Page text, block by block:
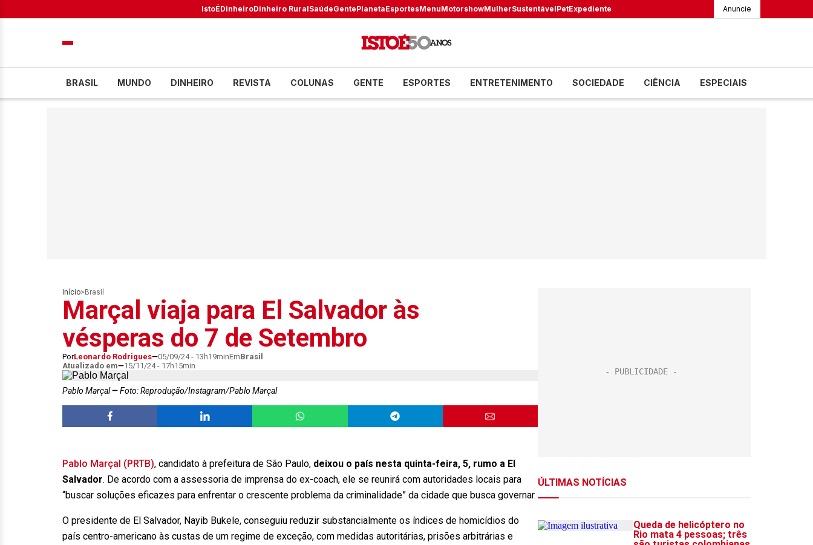
IstoÉDinheiroDinheiro RuralSaúdeGentePlanetaEsportesMenuMotorshowMulherSustentávelPetExpediente Anuncie
BRASIL MUNDO DINHEIRO REVISTA COLUNAS GENTE ESPORTES ENTRETENIMENTO SOCIEDADE CIÊNCIA ESPECIAIS
Início> Brasil
Marçal viaja para El Salvador às
vésperas do 7 de Setembro
PorLeonardo Rodrigues 05/09/24 - 13h19minEmBrasil
Atualizado em
15/11/24 - 17h15min
Pablo Marçal Foto: Reprodução/Instagram/Pablo Marçal
Pablo Marçal (PRTB), candidato à prefeitura de São Paulo, deixou o país nesta quinta-feira, 5, rumo a El
Salvador. De acordo com a assessoria de imprensa do ex-coach, ele se reunirá com autoridades locais para
“buscar soluções eficazes para enfrentar o crescente problema da criminalidade” da cidade que busca governar.
O presidente de El Salvador, Nayib Bukele, conseguiu reduzir substancialmente os índices de homicídios do
país centro-americano às custas de um regime de exceção, com medidas autoritárias, prisões arbitrárias e